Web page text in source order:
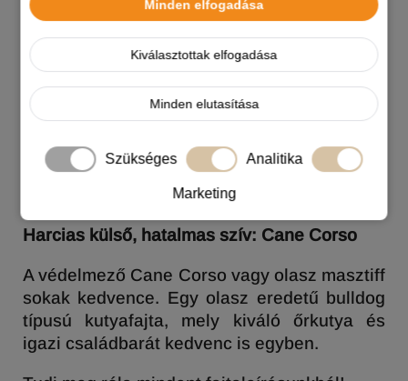
Minden elfogadása
Kiválasztottak elfogadása
Minden elutasítása
Szükséges Analitika
Marketing
Harcias külső, hatalmas szív: Cane Corso
A védelmező Cane Corso vagy olasz masztiff
sokak kedvence. Egy olasz eredetű bulldog
típusú kutyafajta, mely kiváló őrkutya és
igazi családbarát kedvenc is egyben.